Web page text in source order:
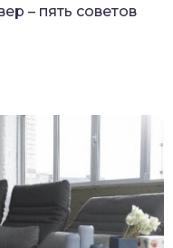
– пять советов